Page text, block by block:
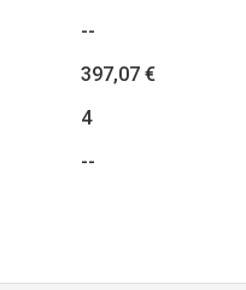
--
397,07 €
4
--